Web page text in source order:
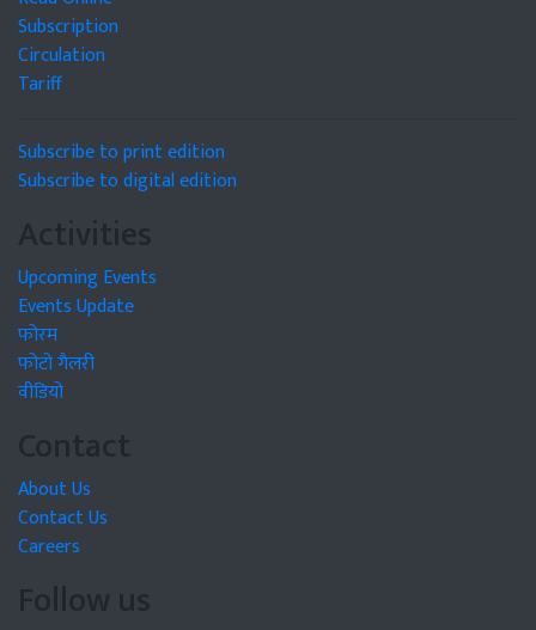
Subscription
Circulation
Tariff
Subscribe to print edition
Subscribe to digital edition
Activities
Upcoming Events
Events Update
फोरम
फोटो गैलरी
वीडियो
Contact
About Us
Contact Us
Careers
Follow us